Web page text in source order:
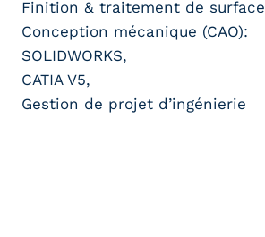
Finition & traitement de surface
Conception mécanique (CAO):
SOLIDWORKS,
CATIA V5,
Gestion de projet d’ingénierie